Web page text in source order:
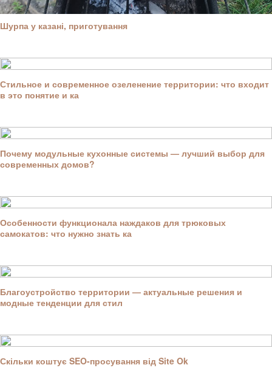
Шурпа у казані, приготування
Стильное и современное озеленение территории: что входит
в это понятие и ка
Почему модульные кухонные системы — лучший выбор для
современных домов?
Особенности функционала наждаков для трюковых
самокатов: что нужно знать ка
Благоустройство территории — актуальные решения и
модные тенденции для стил
Скільки коштує SEO-просування від Site Ok